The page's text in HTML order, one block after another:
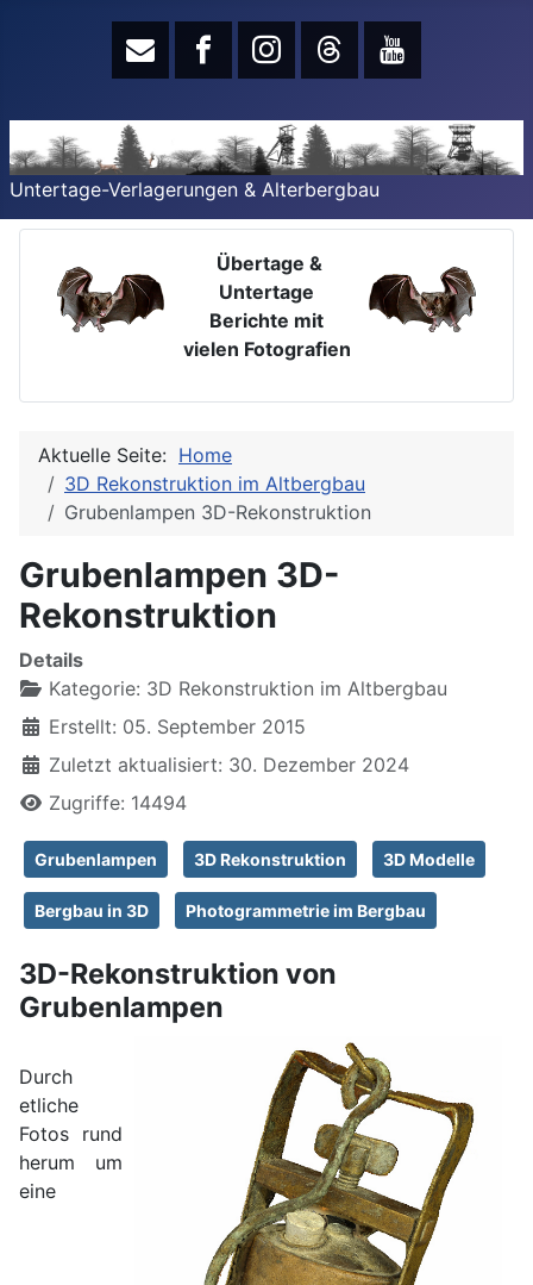
Untertage-Verlagerungen & Alterbergbau
Übertage &
Untertage
Berichte mit
vielen Fotografien
Aktuelle Seite: Home
3D Rekonstruktion im Altbergbau
Grubenlampen 3D-Rekonstruktion
Grubenlampen 3D-
Rekonstruktion
Details
Kategorie: 3D Rekonstruktion im Altbergbau
Erstellt: 05. September 2015
Zuletzt aktualisiert: 30. Dezember 2024
Zugriffe: 14494
Grubenlampen 3D Rekonstruktion 3D Modelle
Bergbau in 3D Photogrammetrie im Bergbau
3D-Rekonstruktion von
Grubenlampen
Durch
etliche
Fotos rund
herum um
eine